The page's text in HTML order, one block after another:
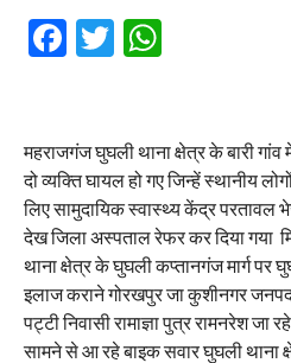
Facebook
Twitter
महराजगंज घुघली थाना क्षेत्र के बारी गांव
दो व्यक्ति घायल हो गए जिन्हें स्थानीय
लिए सामुदायिक स्वास्थ्य केंद्र परतावल
देख जिला अस्पताल रेफर कर दिया गया
थाना क्षेत्र के घुघली कप्तानगंज मार्ग पर
इलाज कराने गोरखपुर जा कुशीनगर जनपद
पट्टी निवासी रामाज्ञा पुत्र रामनरेश जा
सामने से आ रहे बाइक सवार घुघली थाना